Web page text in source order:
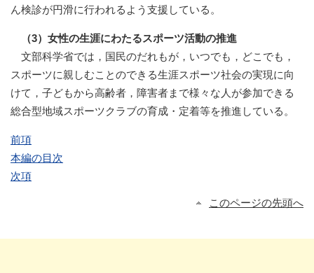
ん検診が円滑に行われるよう支援している。
（3）女性の生涯にわたるスポーツ活動の推進
文部科学省では，国民のだれもが，いつでも，どこでも，
スポーツに親しむことのできる生涯スポーツ社会の実現に向
けて，子どもから高齢者，障害者まで様々な人が参加できる
総合型地域スポーツクラブの育成・定着等を推進している。
前項
本編の目次
次項
このページの先頭へ